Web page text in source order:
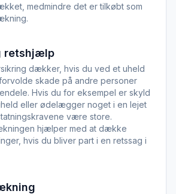
medmindre det er tilkøbt som
retshjælp
dækker, hvis du ved et uheld
skade på andre personer
Hvis du for eksempel er skyld
eller ødelægger noget i en lejet
være store.
hjælper med at dække
hvis du bliver part i en retssag i